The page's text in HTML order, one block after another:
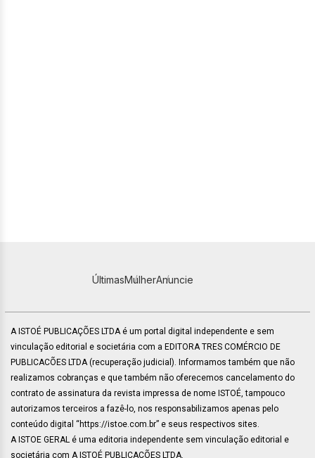
ÚltimasMulherAnuncie
A ISTOÉ PUBLICAÇÕES LTDA é um portal digital independente e sem
vinculação editorial e societária com a EDITORA TRES COMÉRCIO DE
PUBLICACÕES LTDA (recuperação judicial). Informamos também que não
realizamos cobranças e que também não oferecemos cancelamento do
contrato de assinatura da revista impressa de nome ISTOÉ, tampouco
autorizamos terceiros a fazê-lo, nos responsabilizamos apenas pelo
conteúdo digital “https://istoe.com.br” e seus respectivos sites.
A ISTOE GERAL é uma editoria independente sem vinculação editorial e
societária com A ISTOÉ PUBLICAÇÕES LTDA.